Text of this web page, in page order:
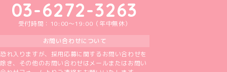
03-6272-3263
受付時間：10:00～19:00（年中無休）
お問い合わせについて
恐れ入りますが、採用応募に関するお問い合わせを
除き、その他のお問い合わせはメールまたはお問い